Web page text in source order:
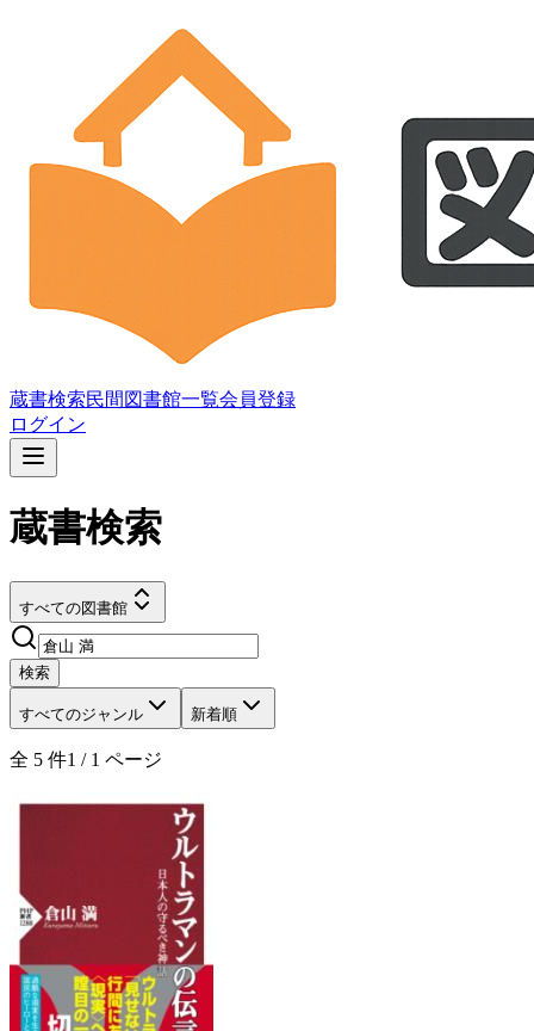
蔵書検索民間図書館一覧会員登録
ログイン
蔵書検索
すべての図書館
検索
すべてのジャンル 新着順
全 5 件1 / 1 ページ